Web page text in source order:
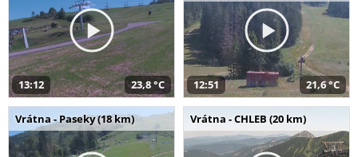
13:12 23,8 °C 12:51 21,6 °C
Vrátna - Paseky (18 km) Vrátna - CHLEB (20 km)